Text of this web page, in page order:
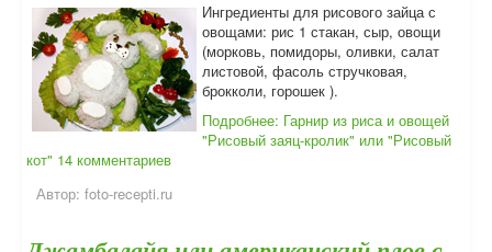
Ингредиенты для рисового зайца с
овощами: рис 1 стакан, сыр, овощи
(морковь, помидоры, оливки, салат
листовой, фасоль стручковая,
брокколи, горошек ).
Подробнее: Гарнир из риса и овощей
"Рисовый заяц-кролик" или "Рисовый
кот" 14 комментариев
Автор: foto-recepti.ru